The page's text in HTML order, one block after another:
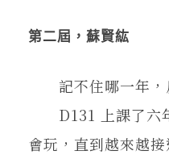
第二屆，蘇賢紘
記不住哪一年，
D131 上課了六
會玩，直到越來越